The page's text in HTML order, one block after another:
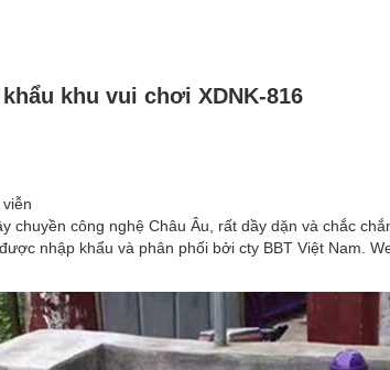
khu vui chơi XDNK-816
chuyền công nghệ Châu Âu, rất dầy dặn và chắc
nhập khẩu và phân phối bởi cty BBT Việt Nam.